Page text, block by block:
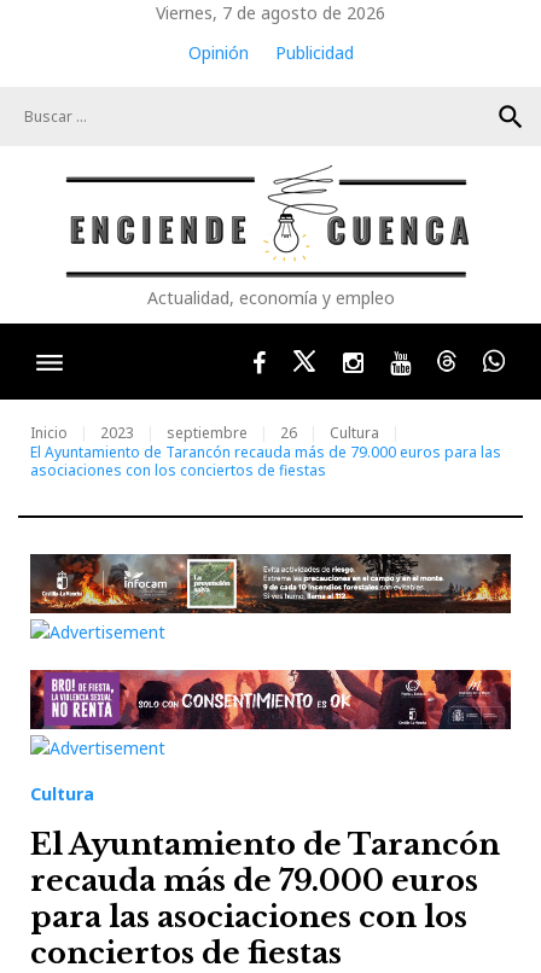
Viernes, 7 de agosto de 2026
Opinión
Publicidad
search
Actualidad, economía y empleo
FacebookTwitterInstagram
YoutubeThreads
Inicio 2023 septiembre 26
Cultura
El Ayuntamiento de Tarancón recauda más de 79.000 euros para las
asociaciones con los conciertos de fiestas
Cultura
El Ayuntamiento de Tarancón
recauda más de 79.000 euros
para las asociaciones con los
conciertos de fiestas